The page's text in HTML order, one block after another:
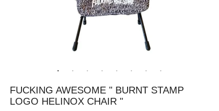
FUCKING AWESOME " BURNT STAMP
LOGO HELINOX CHAIR "